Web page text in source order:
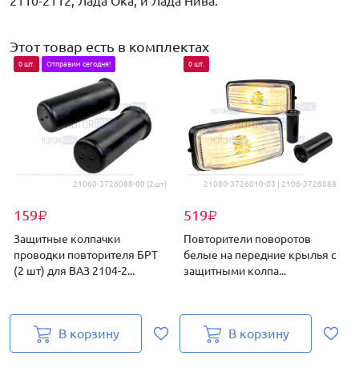
Этот товар есть в комплектах
21060-3726088-00 (2шт)
159₽
0 шт. Отправим сегодня!
Защитные колпачки
проводки повторителя БРТ
(2 шт) для ВАЗ 2104-2...
В корзину
21080-3726010-03 | 2106-3726088
519₽
0 шт.
Повторители поворотов
белые на передние крылья с
защитными колпа...
В корзину